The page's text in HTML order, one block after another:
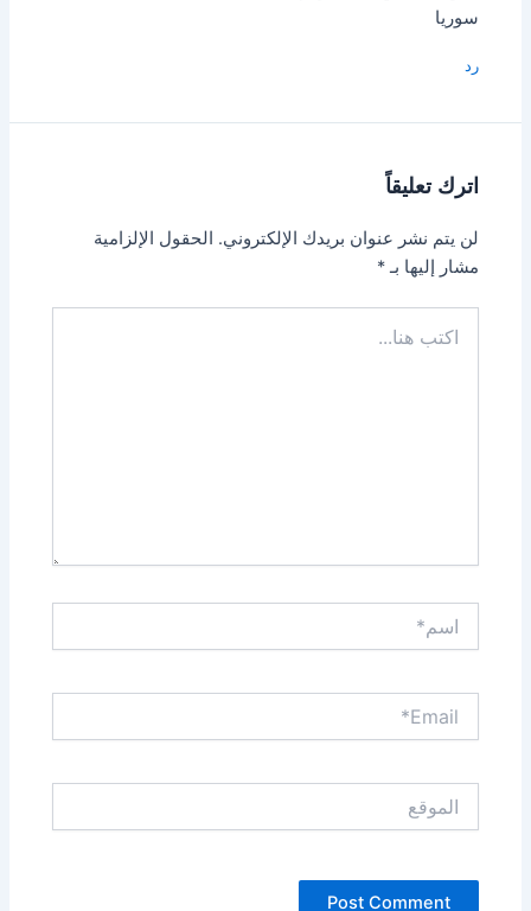
سوريا
رد
اترك تعليقاً
لن يتم نشر عنوان بريدك الإلكتروني. الحقول الإلزامية
مشار إليها بـ*
هنا...